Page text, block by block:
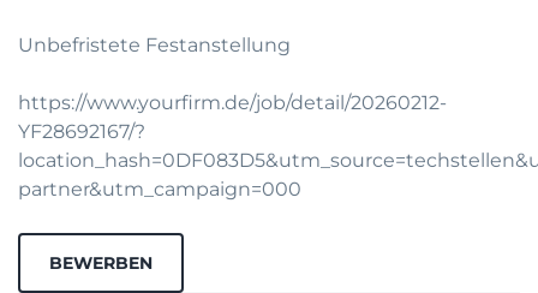
Unbefristete Festanstellung
https://www.yourfirm.de/job/detail/20260212-
YF28692167/?
partner&utm_campaign=000
BEWERBEN